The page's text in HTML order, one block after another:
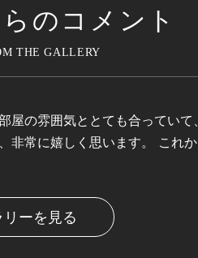
のコメント
屋の雰囲気ととても合っていて
非常に嬉しく思います。 これか
ーを見る